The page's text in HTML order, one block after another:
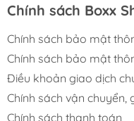
Lee Sin
Đây là sản phẩm cực
of Legends và TCG
⚡ Điểm
Chính sách Boxx
Chính sách bảo mật
Chính sách bảo mật
Điều khoản giao dịch
Chính sách vận chuyển,
Chính sách thanh toán